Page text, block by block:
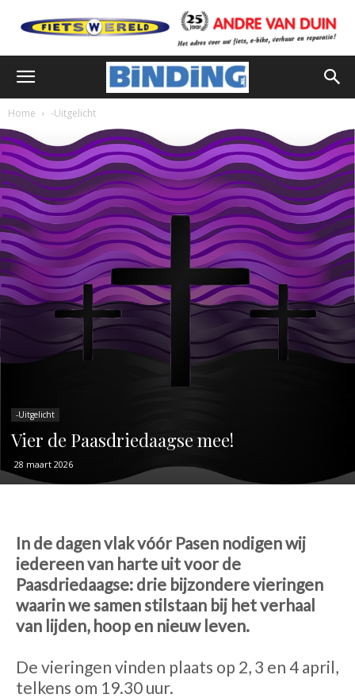
Home -Uitgelicht
-Uitgelicht
Vier de Paasdriedaagse mee!
28 maart 2026
In de dagen vlak vóór Pasen nodigen wij
iedereen van harte uit voor de
Paasdriedaagse: drie bijzondere vieringen
waarin we samen stilstaan bij het verhaal
van lijden, hoop en nieuw leven.
De vieringen vinden plaats op 2, 3 en 4 april,
telkens om 19.30 uur.